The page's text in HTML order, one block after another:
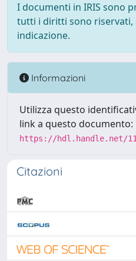
I documenti in IRIS sono
tutti i diritti sono riservati,
indicazione.
Informazioni
Utilizza questo
link a questo documento:
https://hdl.handle.net/
Citazioni